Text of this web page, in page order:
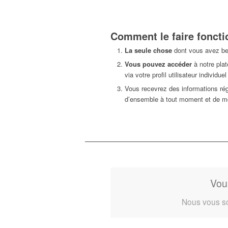
Comment le faire
La seule chose dont vous avez
Vous pouvez accéder à notre
via votre profil utilisateur
Vous recevrez des informations
d’ensemble à tout moment et de
Nous vous